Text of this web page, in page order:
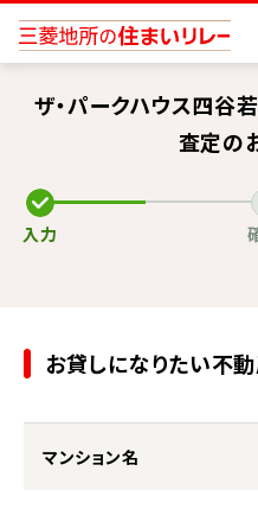
ザ・パークハウス四
査定の
入力
お貸しになりたい不
マンション名